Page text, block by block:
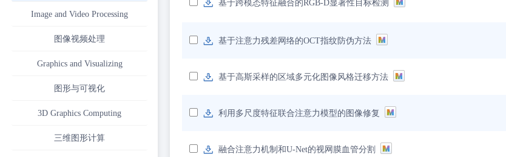
Image and Video Processing
图像视频处理
Graphics and Visualizing
图形与可视化
3D Graphics Computing
三维图形计算
基于跨模态特征融合的RGB-D显著性目标检测
基于注意力残差网络的OCT指纹防伪方法
基于高斯采样的区域多元化图像风格迁移方法
利用多尺度特征联合注意力模型的图像修复
融合注意力机制和U-Net的视网膜血管分割